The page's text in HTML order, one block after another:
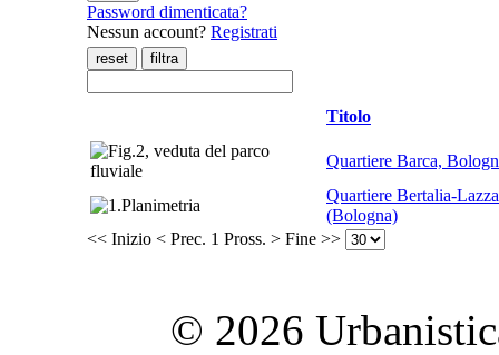
Password dimenticata?
Nessun account? Registrati
Titolo
Quartiere Barca,
Quartiere Bertalia-
(Bologna)
<< Inizio < Prec. 1 Pross. > Fine >>
© 2026